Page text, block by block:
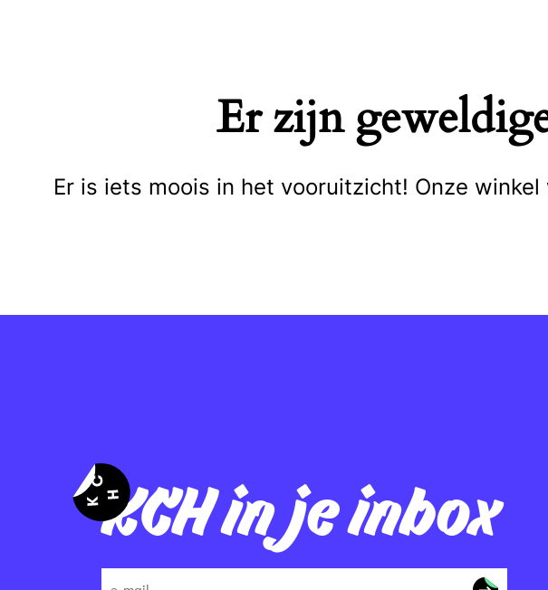
Er zijn
Er is iets moois in het vooruitzicht! Onze
KCH in je inbox